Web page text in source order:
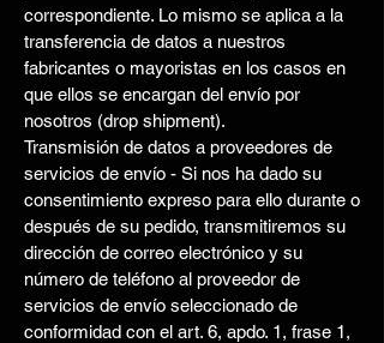
correspondiente. Lo mismo se aplica a la
transferencia de datos a nuestros
fabricantes o mayoristas en los casos en
que ellos se encargan del envío por
nosotros (drop shipment).
Transmisión de datos a proveedores de
servicios de envío - Si nos ha dado su
consentimiento expreso para ello durante o
después de su pedido, transmitiremos su
dirección de correo electrónico y su
número de teléfono al proveedor de
servicios de envío seleccionado de
conformidad con el art. 6, apdo. 1, frase 1,